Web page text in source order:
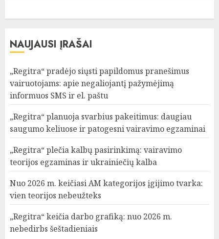
NAUJAUSI ĮRAŠAI
„Regitra“ pradėjo siųsti papildomus pranešimus
vairuotojams: apie negaliojantį pažymėjimą
informuos SMS ir el. paštu
„Regitra“ planuoja svarbius pakeitimus: daugiau
saugumo keliuose ir patogesni vairavimo egzaminai
„Regitra“ plečia kalbų pasirinkimą: vairavimo
teorijos egzaminas ir ukrainiečių kalba
Nuo 2026 m. keičiasi AM kategorijos įgijimo tvarka:
vien teorijos nebeužteks
„Regitra“ keičia darbo grafiką: nuo 2026 m.
nebedirbs šeštadieniais